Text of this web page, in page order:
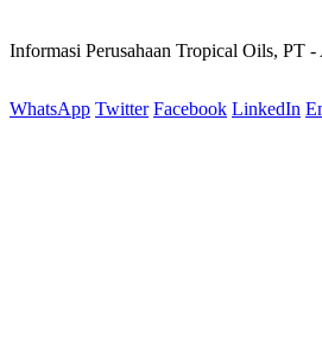
Informasi Perusahaan Tropical Oils, PT
WhatsApp Twitter Facebook LinkedIn